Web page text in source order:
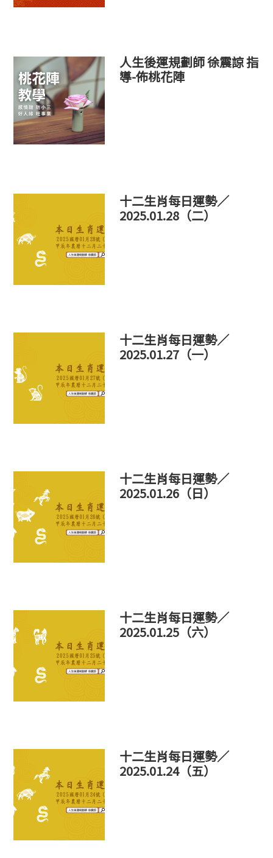
人生後運規劃師 徐震諒 指
導-佈桃花陣
十二生肖每日運勢／
2025.01.28（二）
十二生肖每日運勢／
2025.01.27（一）
十二生肖每日運勢／
2025.01.26（日）
十二生肖每日運勢／
2025.01.25（六）
十二生肖每日運勢／
2025.01.24（五）